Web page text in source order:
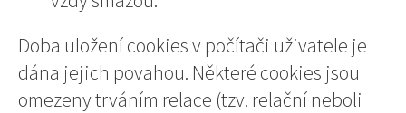
Doba uložení cookies v počítači uživatele je
dána jejich povahou. Některé cookies jsou
omezeny trváním relace (tzv. relační neboli